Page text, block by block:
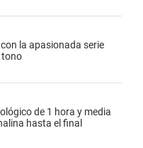
la apasionada serie
tono
de 1 hora y media
hasta el final